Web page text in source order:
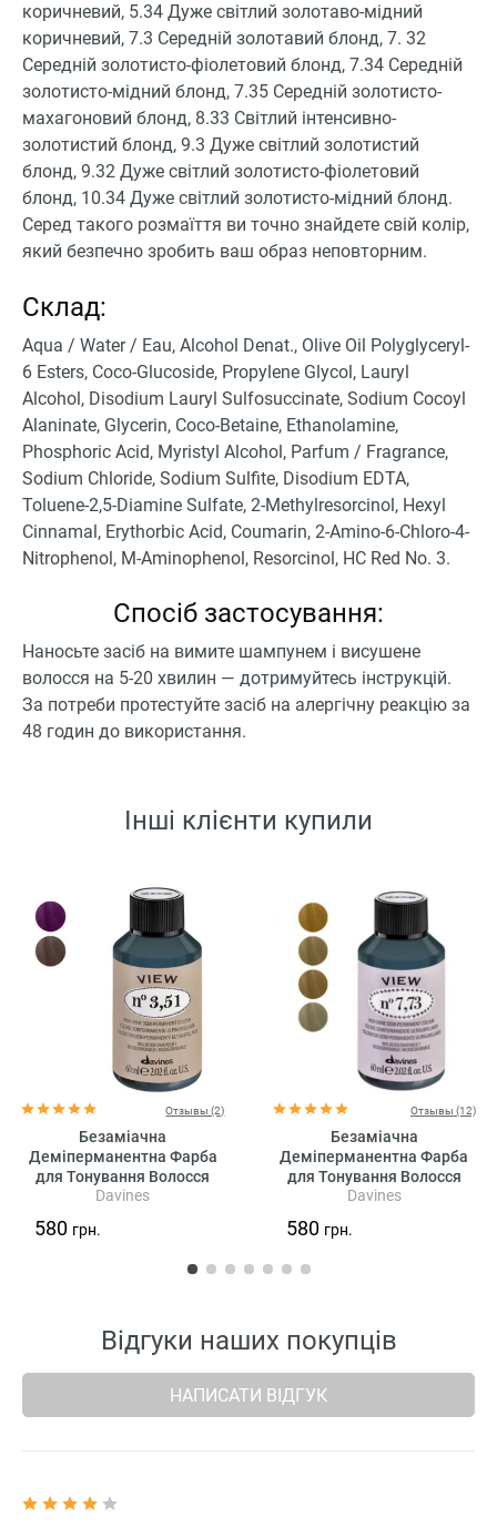
коричневий, 5.34 Дуже світлий золотаво-мідний
коричневий, 7.3 Середній золотавий блонд, 7. 32
Середній золотисто-фіолетовий блонд, 7.34 Середній
золотисто-мідний блонд, 7.35 Середній золотисто-
махагоновий блонд, 8.33 Світлий інтенсивно-
золотистий блонд, 9.3 Дуже світлий золотистий
блонд, 9.32 Дуже світлий золотисто-фіолетовий
блонд, 10.34 Дуже світлий золотисто-мідний блонд.
Серед такого розмаїття ви точно знайдете свій колір,
який безпечно зробить ваш образ неповторним.
Склад:
Aqua / Water / Eau, Alcohol Denat., Olive Oil Polyglyceryl-
6 Esters, Coco-Glucoside, Propylene Glycol, Lauryl
Alcohol, Disodium Lauryl Sulfosuccinate, Sodium Cocoyl
Alaninate, Glycerin, Coco-Betaine, Ethanolamine,
Phosphoric Acid, Myristyl Alcohol, Parfum / Fragrance,
Sodium Chloride, Sodium Sulfite, Disodium EDTA,
Toluene-2,5-Diamine Sulfate, 2-Methylresorcinol, Hexyl
Cinnamal, Erythorbic Acid, Coumarin, 2-Amino-6-Chloro-4-
Nitrophenol, M-Aminophenol, Resorcinol, HC Red No. 3.
Спосіб застосування:
Наносьте засіб на вимите шампунем і висушене
волосся на 5-20 хвилин — дотримуйтесь інструкцій.
За потреби протестуйте засіб на алергічну реакцію за
48 годин до використання.
Інші клієнти купили
Отзывы (2)
Безаміачна
Деміперманентна Фарба
для Тонування Волосся
Davines View High Shine
Mahogany, 60 мл (махагонові
Davines
580 грн.
Отзывы (12)
Безаміачна
Деміперманентна Фарба
для Тонування Волосся
Davines View High Shine
60 мл (бежеві відтінки)
Davines
580 грн.
Відгуки наших покупців
НАПИСАТИ ВІДГУК